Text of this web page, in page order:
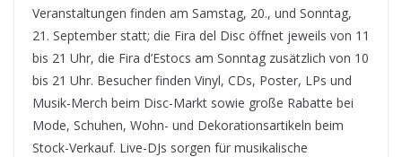
Veranstaltungen finden am Samstag, 20., und Sonntag,
21. September statt; die Fira del Disc öffnet jeweils von 11
bis 21 Uhr, die Fira d’Estocs am Sonntag zusätzlich von 10
bis 21 Uhr. Besucher finden Vinyl, CDs, Poster, LPs und
Musik-Merch beim Disc-Markt sowie große Rabatte bei
Mode, Schuhen, Wohn- und Dekorationsartikeln beim
Stock-Verkauf. Live-DJs sorgen für musikalische